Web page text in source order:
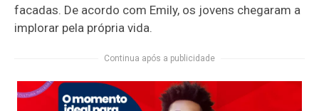
facadas. De acordo com Emily, os jovens chegaram a
implorar pela própria vida.
Continua após a publicidade